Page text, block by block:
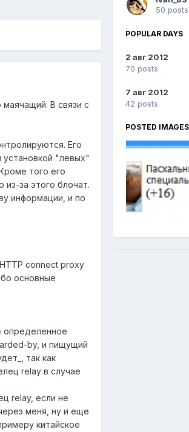
В связи с
Его
установкой "левых"
того его
из-за этого блочат.
информации, и по
connect proxy
основные
определенное
by, и пищущий
так как
relay в случае
relay, если не
меня, ну и еще
китайское
50 posts
POPULAR DAYS
2 авг 2012
70 posts
7 авг 2012
42 posts
POSTED IMAGES